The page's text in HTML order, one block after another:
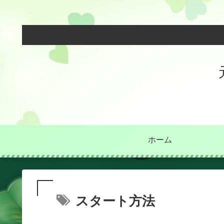
ホーム
スタート方法